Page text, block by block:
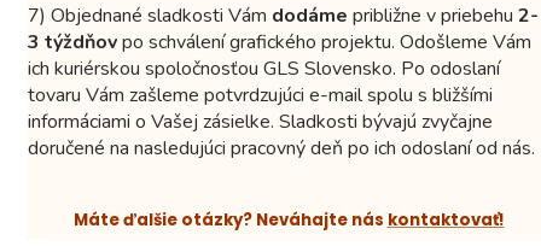
7) Objednané sladkosti Vám dodáme približne v priebehu 2-
3 týždňovpo schválení grafického projektu. Odošleme Vám
ich kuriérskou spoločnosťou GLS Slovensko. Po odoslaní
tovaru Vám zašleme potvrdzujúci e-mail spolu s bližšími
informáciami o Vašej zásielke. Sladkosti bývajú zvyčajne
doručené na nasledujúci pracovný deň po ich odoslaní od nás.
Máte ďalšie otázky? Neváhajte nás kontaktovať!